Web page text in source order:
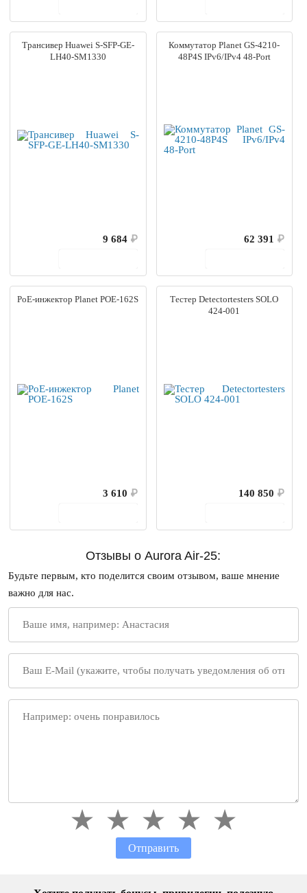
Трансивер Huawei S-SFP-GE-
LH40-SM1330
9 684 ₽
Коммутатор Planet GS-4210-
48P4S IPv6/IPv4 48-Port
62 391 ₽
PoE-инжектор Planet POE-162S
3 610 ₽
Тестер Detectortesters SOLO
424-001
140 850 ₽
Отзывы о Aurora Air-25:
Будьте первым, кто поделится своим отзывом, ваше мнение
важно для нас.
Отправить